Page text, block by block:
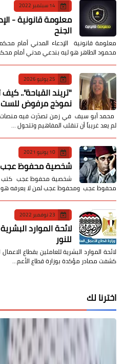
14 سبتمبر 2022
معلومة قانونية -
الجنح
معلومة قانونية الإدعاء المدني أمام
محمود الطاهر هو ليه بندعي مدني أمام
25 يوليو 2026
​"تريند القباحة"..
نموذج مرفوض للست
محمد أبو سيف ​في زمن تصدّرت فيه منصات
لم يعد غريباً أن تنقلب المفاهيم وتتحول …
10 يونيو 2021
شخصية محفوظ عجب
شخصية محفوظ عجب كتب :
محفوظ عجب ومحفوظ عجب لمن لا يعرفه هو
23 نوفمبر 2022
لائحة الموارد
للنور
لائحة الموارد البشرية للعاملين بقطاع
كشفت مصادر مؤكدة بوزارة قطاع الأعم…
اخترنا لك